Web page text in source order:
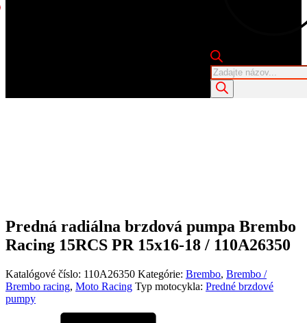
Products
search
Predná radiálna brzdová pumpa Brembo
Racing 15RCS PR 15x16-18 / 110A26350
Katalógové číslo: 110A26350 Kategórie: Brembo, Brembo /
Brembo racing, Moto Racing Typ motocykla: Predné brzdové
pumpy